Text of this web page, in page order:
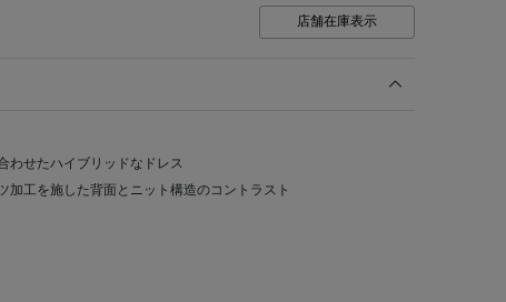
店舗在庫表示
わせたハイブリッドなドレス
加工を施した背面とニット構造のコントラスト